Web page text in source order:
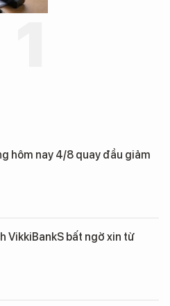
hôm nay 4/8 quay đầu giảm
VikkiBankS bất ngờ xin từ